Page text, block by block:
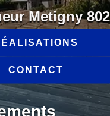
Metigny
CONTACT